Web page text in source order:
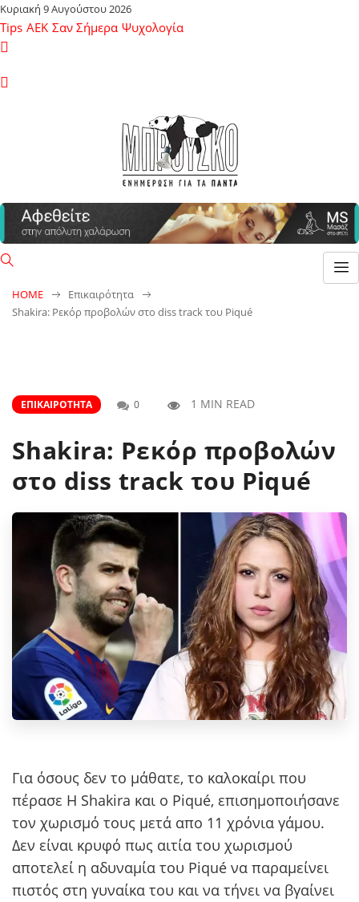
Κυριακή 9 Αυγούστου 2026
Tips ΑΕΚ Σαν Σήμερα Ψυχολογία
HOME
Επικαιρότητα
Shakira: Ρεκόρ προβολών στο diss track του Piqué
ΕΠΙΚΑΙΡΌΤΗΤΑ 0 1 MIN READ
Shakira: Ρεκόρ προβολών
στο diss track του Piqué
Για όσους δεν το μάθατε, το καλοκαίρι που
πέρασε Η Shakira και ο Piqué, επισημοποιήσανε
τον χωρισμό τους μετά απο 11 χρόνια γάμου.
Δεν είναι κρυφό πως αιτία του χωρισμού
αποτελεί η αδυναμία του Piqué να παραμείνει
πιστός στη γυναίκα του και να τήνει να βγαίνει